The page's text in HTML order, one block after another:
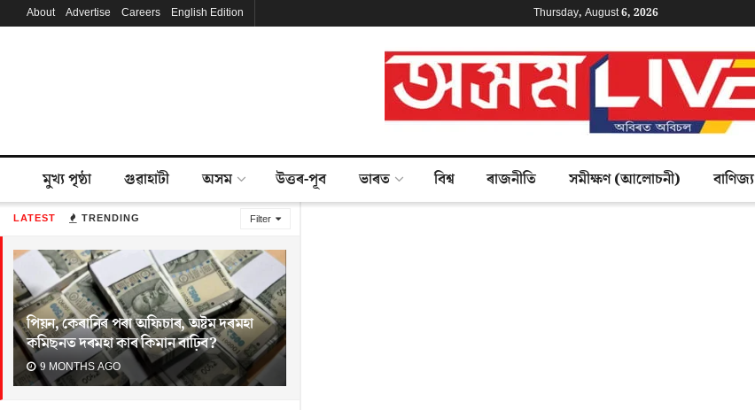
LATEST TRENDING Filter
পিয়ন, কেৰানিৰ পৰা অফিচাৰ, অষ্টম দৰমহা
কমিছনত দৰমহা কাৰ কিমান বাঢ়িব?
9 MONTHS AGO
About Advertise Careers English Edition Thursday, August 6, 2026
মুখ্য পৃষ্ঠা গুৱাহাটী অসম উত্তৰ-পূব ভাৰত বিশ্ব ৰাজনীতি সমীক্ষণ (আলোচনী) বাণিজ্য